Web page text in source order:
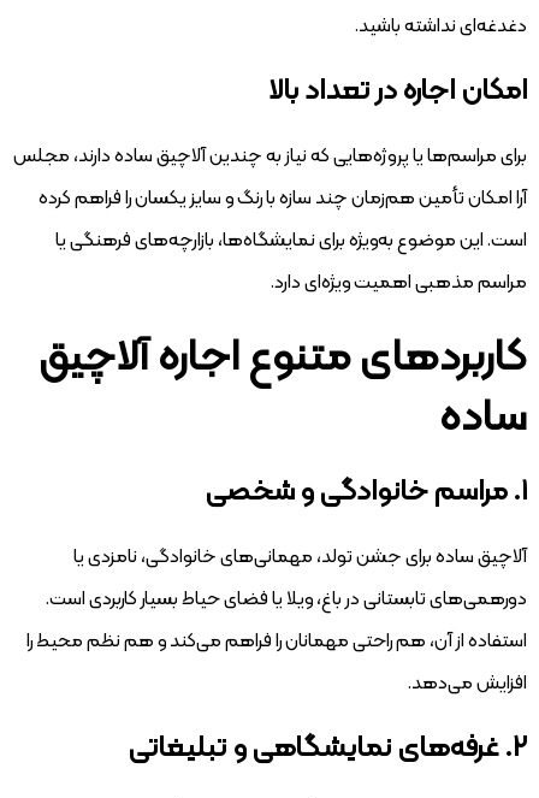
دغدغه‌ای نداشته باشید.
امکان اجاره در تعداد بالا
برای مراسم‌ها یا پروژه‌هایی که نیاز به چندین آلاچیق ساده دارند، مجلس
آرا امکان تأمین هم‌زمان چند سازه با رنگ و سایز یکسان را فراهم کرده
است. این موضوع به‌ویژه برای نمایشگاه‌ها، بازارچه‌های فرهنگی یا
مراسم مذهبی اهمیت ویژه‌ای دارد.
کاربردهای متنوع اجاره آلاچیق
ساده
۱. مراسم خانوادگی و شخصی
آلاچیق ساده برای جشن تولد، مهمانی‌های خانوادگی، نامزدی یا
دورهمی‌های تابستانی در باغ، ویلا یا فضای حیاط بسیار کاربردی است.
استفاده از آن، هم راحتی مهمانان را فراهم می‌کند و هم نظم محیط را
افزایش می‌دهد.
۲. غرفه‌های نمایشگاهی و تبلیغاتی